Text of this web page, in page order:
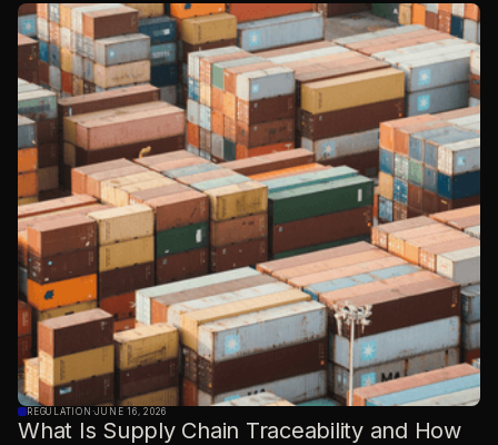
REGULATION ·JUNE 16, 2026
What Is Supply Chain Traceability and How